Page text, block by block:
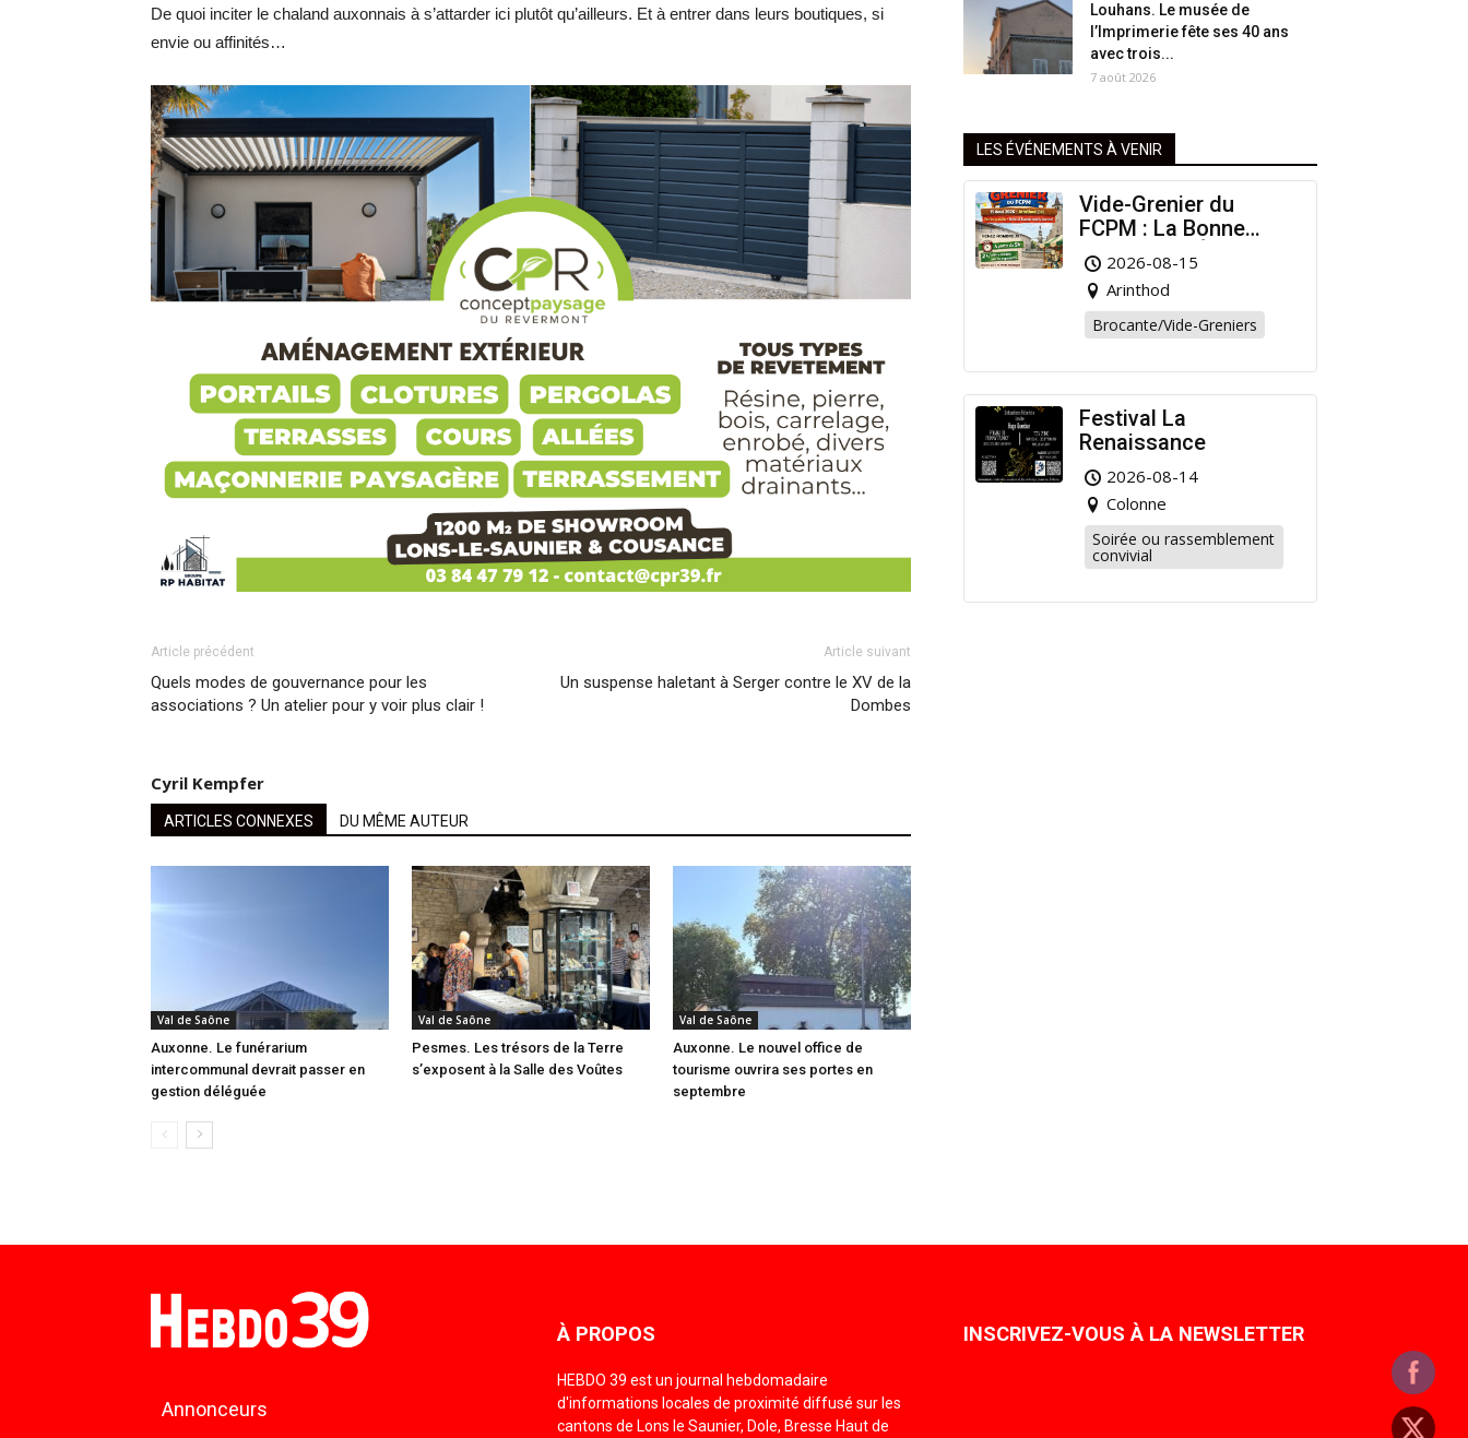
De quoi inciter le chaland auxonnais à s’attarder ici plutôt qu’ailleurs. Et à entrer dans leurs boutiques, si
envie ou affinités…
Article précédent
Quels modes de gouvernance pour les
associations ? Un atelier pour y voir plus clair !
Article suivant
Un suspense haletant à Serger contre le XV de la
Dombes
Cyril Kempfer
ARTICLES CONNEXES DU MÊME AUTEUR
Val de Saône
Auxonne. Le funérarium
intercommunal devrait passer en
gestion déléguée
Val de Saône
Pesmes. Les trésors de la Terre
s’exposent à la Salle des Voûtes
Val de Saône
Auxonne. Le nouvel office de
tourisme ouvrira ses portes en
septembre
Louhans. Le musée de
l’Imprimerie fête ses 40 ans
avec trois...
7 août 2026
LES ÉVÉNEMENTS À VENIR
Vide-Grenier du
FCPM : La Bonne
Affaire de l’Été à
Arinthod !
2026-08-15
Arinthod
Brocante/Vide-Greniers
Festival La
Renaissance
2026-08-14
Colonne
Soirée ou rassemblement
convivial